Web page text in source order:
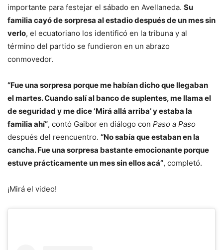
importante para festejar el sábado en Avellaneda. Su
familia cayó de sorpresa al estadio después de un mes sin
verlo, el ecuatoriano los identificó en la tribuna y al
término del partido se fundieron en un abrazo
conmovedor.
“Fue una sorpresa porque me habían dicho que llegaban
el martes. Cuando salí al banco de suplentes, me llama el
de seguridad y me dice ‘Mirá allá arriba’ y estaba la
familia ahí”, contó Gaibor en diálogo con Paso a Paso
después del reencuentro. “No sabía que estaban en la
cancha. Fue una sorpresa bastante emocionante porque
estuve prácticamente un mes sin ellos acá”, completó.
¡Mirá el video!